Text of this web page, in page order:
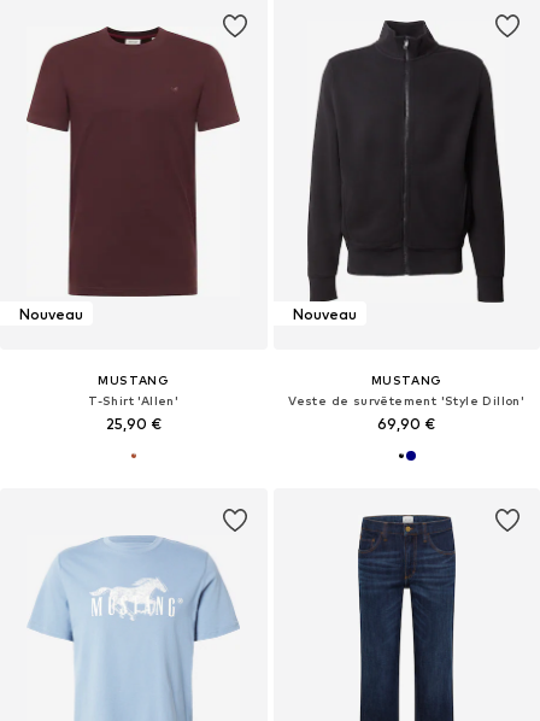
Nouveau
MUSTANG
T-Shirt 'Allen'
25,90 €
Nouveau
MUSTANG
Veste de survêtement 'Style Dillon'
69,90 €